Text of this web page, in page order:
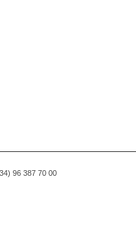
96 387 70 00